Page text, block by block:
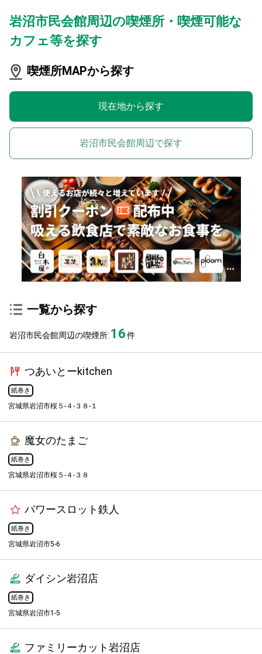
岩沼市民会館周辺の喫煙所・喫煙可能な
カフェ等を探す
喫煙所MAPから探す
現在地から探す
岩沼市民会館周辺で探す
一覧から探す
岩沼市民会館周辺の喫煙所: 16件
つあいとーkitchen
紙巻き
宮城県岩沼市桜５-４-３８-１
魔女のたまご
紙巻き
宮城県岩沼市桜５-４-３８
パワースロット鉄人
紙巻き
宮城県岩沼市5-6
ダイシン岩沼店
紙巻き
宮城県岩沼市1-5
ファミリーカット岩沼店